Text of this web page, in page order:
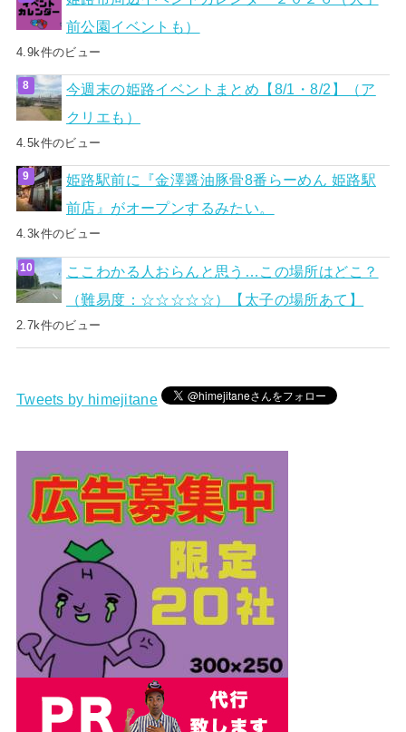
前公園イベントも）
4.9k件のビュー
今週末の姫路イベントまとめ【8/1・8/2】（ア
クリエも）
4.5k件のビュー
姫路駅前に『金澤醤油豚骨8番らーめん 姫路駅
前店』がオープンするみたい。
4.3k件のビュー
ここわかる人おらんと思う…この場所はどこ？
（難易度：☆☆☆☆☆）【太子の場所あて】
2.7k件のビュー
Tweets by himejitane